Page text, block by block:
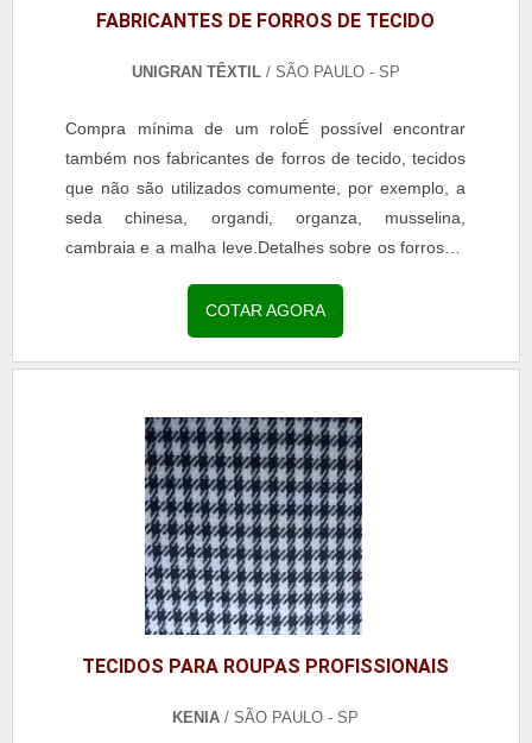
FABRICANTES DE FORROS DE TECIDO
UNIGRAN TÊXTIL/ SÃO PAULO - SP
Compra mínima de um roloÉ possível encontrar
também nos fabricantes de forros de tecido, tecidos
que não são utilizados comumente, por exemplo, a
seda chinesa, organdi, organza, musselina,
cambraia e a malha leve.Detalhes sobre os forrosOs
COTAR AGORA
TECIDOS PARA ROUPAS PROFISSIONAIS
KENIA / SÃO PAULO - SP